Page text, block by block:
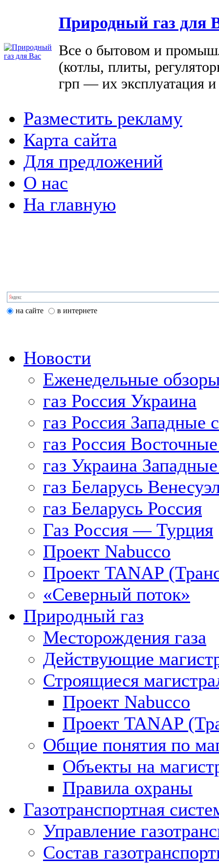
Природный газ для
Все о бытовом и
(котлы, плиты,
грп — их эксплуатация
Разместить рекламу
Карта сайта
Для предложений
О нас
На главную
на сайте в интернете
Новости
Еженедельные
газ Россия Украина
газ Россия Западные
газ Россия
газ Украина
газ Беларусь
газ Беларусь Россия
Газ Россия — Турция
Проект Nabucco
Проект TANAP
«Северный поток»
Природный газ
Месторождения газа
Действующие
Строящиеся
Проект Nabucco
Проект TANAP
Общие понятия по
Объекты на
Правила охраны
Газотранспортная
Управление
Состав